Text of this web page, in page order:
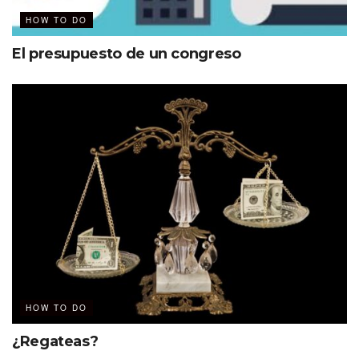
Cambio generacional
un nuevo público para el All Inclusive, y no es el que la
Nuestro informe de tendencias de viajes para 2025,
Unpack ’25, encontró que los viajeros más jóvenes ven un
gran atractivo en el Todo Incluido. Dos de cada cinco
viajeros de la Generación Z (42%) dicen que un resort
todo incluido sería su tipo de hotel preferido, y un tercio
afirma que su percepción de este modelo ha mejorado, en
parte gracias al hashtag #allinclusive que está en
generaciones más jóvenes buscan experiencias relajadas
HOW TO DO
El presupuesto de un congreso
HOW TO DO
¿Regateas?